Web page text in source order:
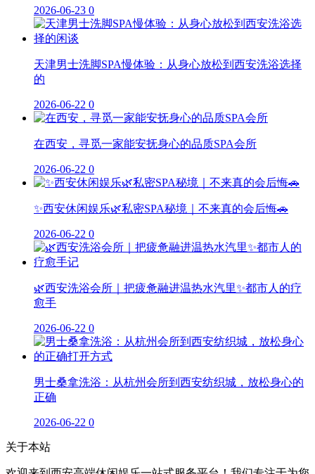
2026-06-23 0
天津男士洗脚SPA慢体验：从身心放松到西安洗浴选择
的
2026-06-22 0
在西安，寻觅一家能安抚身心的品质SPA会所
2026-06-22 0
✨西安休闲娱乐🌿私密SPA秘境｜不来真的会后悔🚗
2026-06-22 0
🌿西安洗浴会所｜把疲惫融进温热水汽里✨都市人的疗
愈手
2026-06-22 0
男士桑拿洗浴：从杭州会所到西安纺织城，放松身心的
正确
2026-06-22 0
关于本站